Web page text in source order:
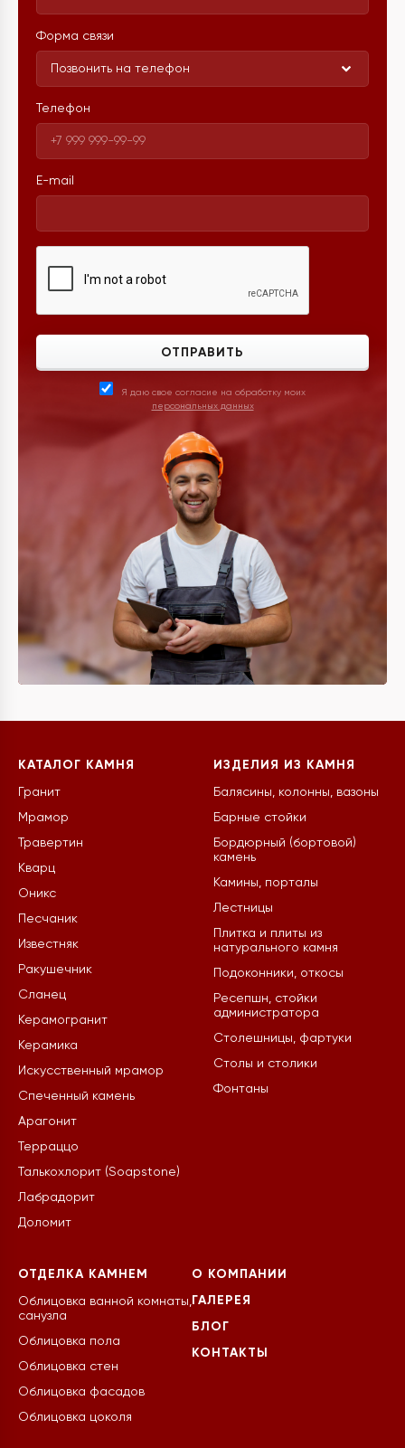
Форма связи
Позвонить на телефон
Телефон
E-mail
ОТПРАВИТЬ
Я даю свое согласие на обработку моих
персональных данных
КАТАЛОГ КАМНЯ
Гранит
Мрамор
Травертин
Кварц
Оникс
Песчаник
Известняк
Ракушечник
Сланец
Керамогранит
Керамика
Искусственный мрамор
Спеченный камень
Арагонит
Терраццо
Талькохлорит (Soapstone)
Лабрадорит
Доломит
ИЗДЕЛИЯ ИЗ КАМНЯ
Балясины, колонны, вазоны
Барные стойки
Бордюрный (бортовой)
камень
Камины, порталы
Лестницы
Плитка и плиты из
натурального камня
Подоконники, откосы
Ресепшн, стойки
администратора
Столешницы, фартуки
Столы и столики
Фонтаны
ОТДЕЛКА КАМНЕМ
Облицовка ванной комнаты,
санузла
Облицовка пола
Облицовка стен
Облицовка фасадов
Облицовка цоколя
О КОМПАНИИ
ГАЛЕРЕЯ
БЛОГ
КОНТАКТЫ